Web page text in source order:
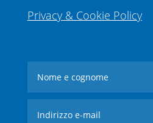
Privacy & Cookie Policy